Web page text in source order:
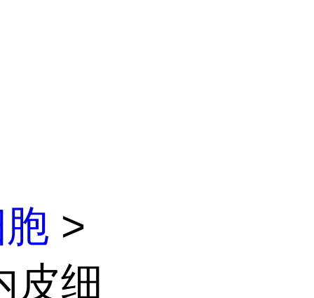
>
皮细